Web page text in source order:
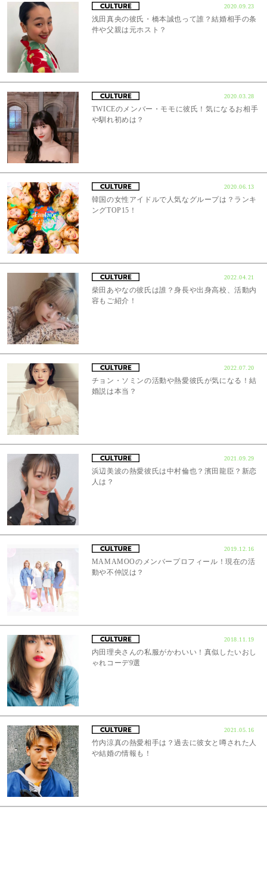
2020.09.23
浅田真央の彼氏・橋本誠也って誰？結婚相手の条
件や父親は元ホスト？
2020.03.28
TWICEのメンバー・モモに彼氏！気になるお相手
や馴れ初めは？
2020.06.13
韓国の女性アイドルで人気なグループは？ランキ
ングTOP15！
2022.04.21
柴田あやなの彼氏は誰？身長や出身高校、活動内
容もご紹介！
2022.07.20
チョン・ソミンの活動や熱愛彼氏が気になる！結
婚説は本当？
2021.09.29
浜辺美波の熱愛彼氏は中村倫也？濱田龍臣？新恋
人は？
2019.12.16
MAMAMOOのメンバープロフィール！現在の活
動や不仲説は？
2018.11.19
内田理央さんの私服がかわいい！真似したいおし
ゃれコーデ9選
2021.05.16
竹内涼真の熱愛相手は？過去に彼女と噂された人
や結婚の情報も！